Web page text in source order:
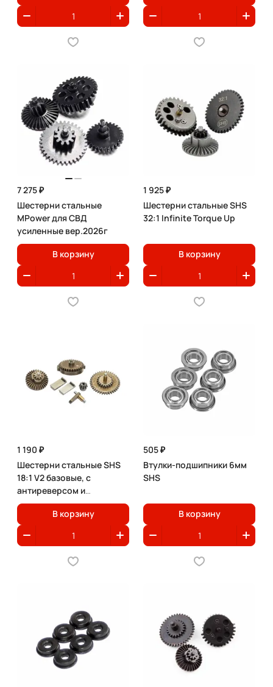
7 275 ₽
Шестерни стальные
MPower для СВД
усиленные вер.2026г
В корзину
1 925 ₽
Шестерни стальные SHS
32:1 Infinite Torque Up
В корзину
1 190 ₽
Шестерни стальные SHS
18:1 V2 базовые, с
антиреверсом и
моторной О-образной
шестернейВ корзину
505 ₽
Втулки-подшипники 6мм
SHS
В корзину